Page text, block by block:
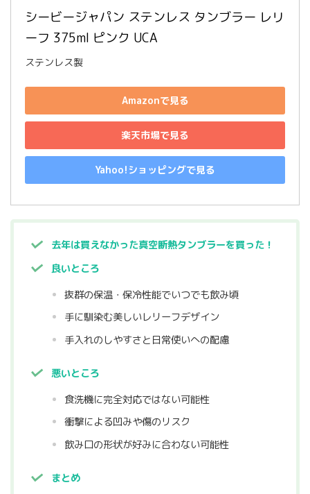
シービージャパン ステンレス タンブラー レリ
ーフ 375ml ピンク UCA
ステンレス製
Amazonで見る
楽天市場で見る
Yahoo!ショッピングで見る
去年は買えなかった真空断熱タンブラーを買った！
良いところ
抜群の保温・保冷性能でいつでも飲み頃
手に馴染む美しいレリーフデザイン
手入れのしやすさと日常使いへの配慮
悪いところ
食洗機に完全対応ではない可能性
衝撃による凹みや傷のリスク
飲み口の形状が好みに合わない可能性
まとめ